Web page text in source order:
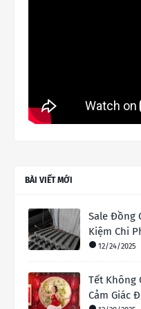
BÀI VIẾT MỚI
Sale Đồng
Kiệm Chi
12/24/2025
Tết Không
Cảm Giác